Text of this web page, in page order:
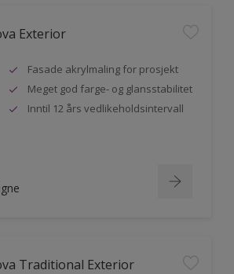
Exterior
Fasade akrylmaling for prosjekt
Meget god farge- og glansstabilitet
Inntil 12 års vedlikeholdsintervall
Traditional Exterior